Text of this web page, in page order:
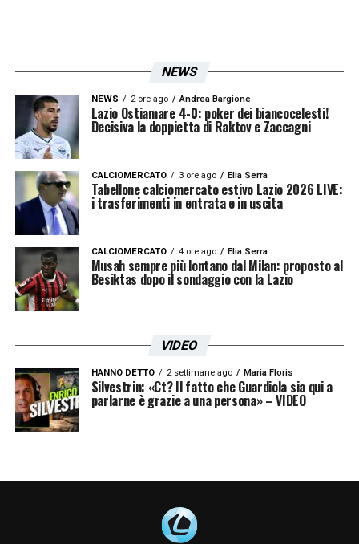
NEWS
NEWS 2 ore ago Andrea Bargione
Lazio Ostiamare 4-0: poker dei biancocelesti!
Decisiva la doppietta di Raktov e Zaccagni
CALCIOMERCATO 3 ore ago Elia Serra
Tabellone calciomercato estivo Lazio 2026 LIVE:
i trasferimenti in entrata e in uscita
CALCIOMERCATO 4 ore ago Elia Serra
Musah sempre più lontano dal Milan: proposto al
Besiktas dopo il sondaggio con la Lazio
VIDEO
HANNO DETTO 2 settimane ago Maria Floris
Silvestrin: «Ct? Il fatto che Guardiola sia qui a
parlarne è grazie a una persona» – VIDEO